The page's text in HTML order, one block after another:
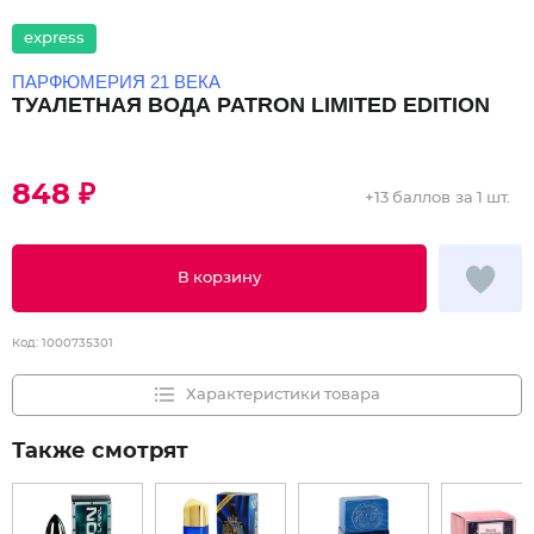
express
ПАРФЮМЕРИЯ 21 ВЕКА
ТУАЛЕТНАЯ ВОДА PATRON LIMITED EDITION
848 ₽
В корзину
+13 баллов за 1 шт.
Код: 1000735301
Характеристики товара
Также смотрят